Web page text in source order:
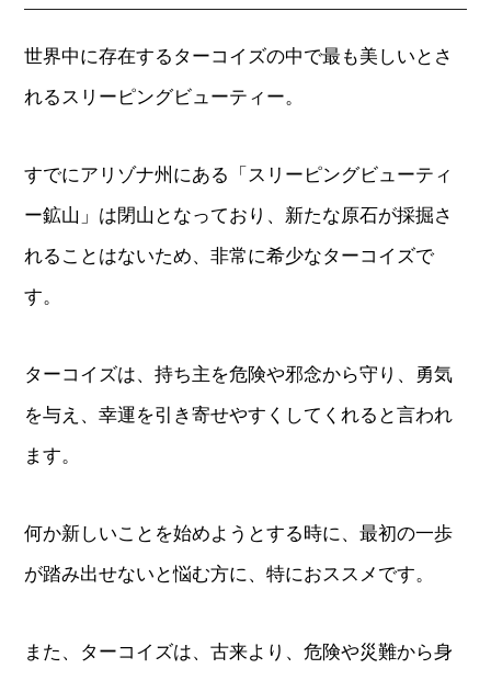
世界中に存在するターコイズの中で最も美しいとさ
れるスリーピングビューティー。
すでにアリゾナ州にある「スリーピングビューティ
ー鉱山」は閉山となっており、新たな原石が採掘さ
れることはないため、非常に希少なターコイズで
す。
ターコイズは、持ち主を危険や邪念から守り、勇気
を与え、幸運を引き寄せやすくしてくれると言われ
ます。
何か新しいことを始めようとする時に、最初の一歩
が踏み出せないと悩む方に、特におススメです。
また、ターコイズは、古来より、危険や災難から身